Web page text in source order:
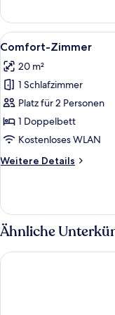
Doppelzimmer,
Gartenblick
Alle
Fotos
für
Comfort-
Zimmer
anzeigen
11
Comfort-Zimmer
20 m²
1 Schlafzimmer
Platz für 2 Personen
1 Doppelbett
Kostenloses WLAN
Weitere Details
Weitere
Zimmer
Ähnliche
Elista Hotel & Spa